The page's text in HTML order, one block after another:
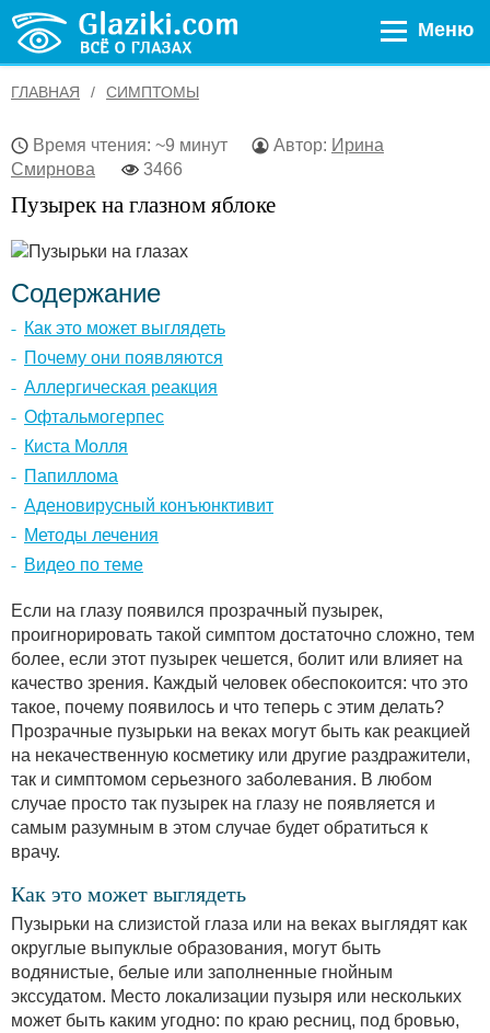
Меню
ГЛАВНАЯ СИМПТОМЫ
Время чтения: ~9 минут Автор: Ирина
Смирнова
3466
Пузырек на глазном яблоке
Содержание
Как это может выглядеть
Почему они появляются
Аллергическая реакция
Офтальмогерпес
Киста Молля
Папиллома
Аденовирусный конъюнктивит
Методы лечения
Видео по теме
Если на глазу появился прозрачный пузырек,
проигнорировать такой симптом достаточно сложно, тем
более, если этот пузырек чешется, болит или влияет на
качество зрения. Каждый человек обеспокоится: что это
такое, почему появилось и что теперь с этим делать?
Прозрачные пузырьки на веках могут быть как реакцией
на некачественную косметику или другие раздражители,
так и симптомом серьезного заболевания. В любом
случае просто так пузырек на глазу не появляется и
самым разумным в этом случае будет обратиться к
врачу.
Как это может выглядеть
Пузырьки на слизистой глаза или на веках выглядят как
округлые выпуклые образования, могут быть
водянистые, белые или заполненные гнойным
экссудатом. Место локализации пузыря или нескольких
может быть каким угодно: по краю ресниц, под бровью,